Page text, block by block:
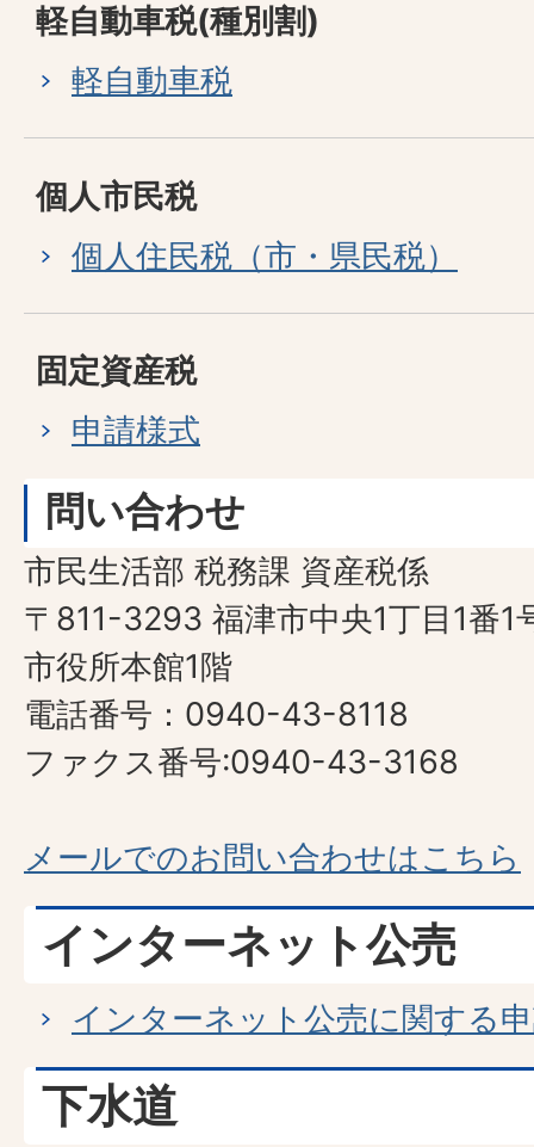
軽自動車税(種別割)
軽自動車税
個人市民税
個人住民税（市・県民税）
固定資産税
申請様式
問い合わせ
市民生活部 税務課 資産税係
〒811-3293 福津市中央1丁目1番1
市役所本館1階
電話番号：0940-43-8118
ファクス番号:0940-43-3168
メールでのお問い合わせはこちら
インターネット公売
インターネット公売に関する
下水道